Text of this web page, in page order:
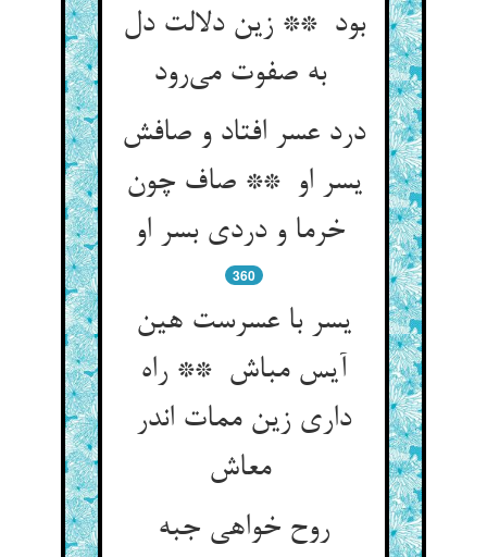
بود ** زین دلالت دل
به صفوت می‌رود
درد عسر افتاد و صافش
یسر او ** صاف چون
خرما و دردی بسر او
360
یسر با عسرست هین
آیس مباش ** راه
داری زین ممات اندر
معاش
روح خواهی جبه